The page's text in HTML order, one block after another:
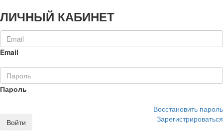
ЛИЧНЫЙ КАБИНЕТ
Email
Пароль
Восстановить пароль
Войти
Зарегистрироваться